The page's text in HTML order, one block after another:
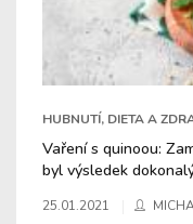
HUBNUTÍ, DIETA A
Vaření s quinoou:
byl výsledek
25.01.2021